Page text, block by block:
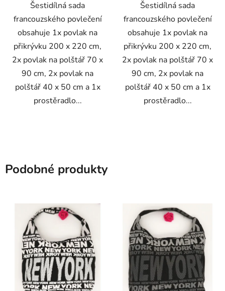
Šestidílná sada
francouzského povlečení
obsahuje 1x povlak na
přikrývku 200 x 220 cm,
2x povlak na polštář 70 x
90 cm, 2x povlak na
polštář 40 x 50 cm a 1x
prostěradlo...
Šestidílná sada
francouzského povlečení
obsahuje 1x povlak na
přikrývku 200 x 220 cm,
2x povlak na polštář 70 x
90 cm, 2x povlak na
polštář 40 x 50 cm a 1x
prostěradlo...
Podobné produkty